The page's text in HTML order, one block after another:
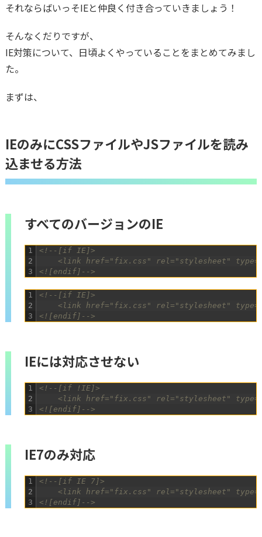
それならばいっそIEと仲良く付き合っていきましょう！
そんなくだりですが、
IE対策について、日頃よくやっていることをまとめてみまし
た。
まずは、
IEのみにCSSファイルやJSファイルを読み
込ませる方法
すべてのバージョンのIE
1
2
3
<!--[if IE]>
<link href="fix.css" rel="stylesheet"
<![endif]-->
1
2
3
<!--[if IE]>
<link href="fix.css" rel="stylesheet"
<![endif]-->
IEには対応させない
1
2
3
<!--[if !IE]>
<link href="fix.css" rel="stylesheet"
<![endif]-->
IE7のみ対応
1
2
3
<!--[if IE 7]>
<link href="fix.css" rel="stylesheet"
<![endif]-->